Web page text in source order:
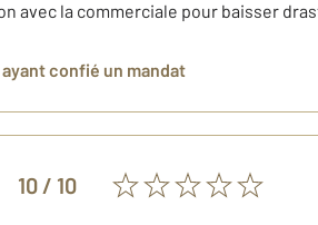
avec la commerciale pour baisser
ayant confié un mandat
10 / 10